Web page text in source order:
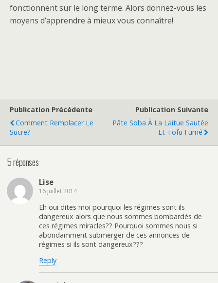
fonctionnent sur le long terme. Alors donnez-vous les
moyens d’apprendre à mieux vous connaître!
Publication Précédente
Comment Remplacer Le
Sucre?
Publication Suivante
Pâte Soba À La Laitue Sautée
Et Tofu Fumé
5 réponses
Lise
16 juillet 2014
Eh oui dites moi pourquoi les régimes sont ils
dangereux alors que nous sommes bombardés de
ces régimes miracles?? Pourquoi sommes nous si
abondamment submerger de ces annonces de
régimes si ils sont dangereux???
Reply